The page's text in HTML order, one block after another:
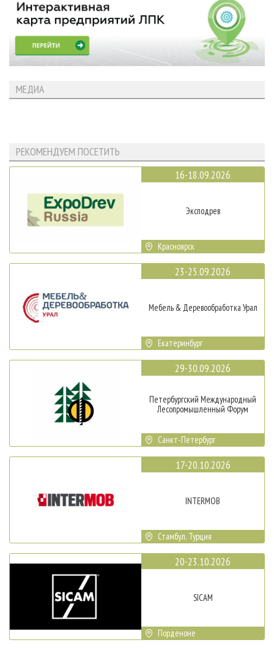
МЕДИА
РЕКОМЕНДУЕМ ПОСЕТИТЬ
16-18.09.2026
Эксподрев
Красноярск
23-25.09.2026
Мебель & Деревообработка Урал
Екатеринбург
29-30.09.2026
Петербургский Международный
Лесопромышленный Форум
Санкт-Петербург
17-20.10.2026
INTERMOB
Стамбул, Турция
20-23.10.2026
SICAM
Порденоне